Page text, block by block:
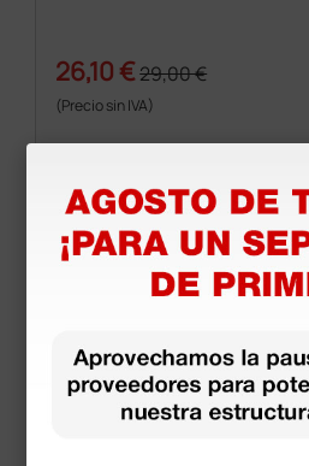
26,10 €29,00 €
(Precio sin IVA)
Productos similares